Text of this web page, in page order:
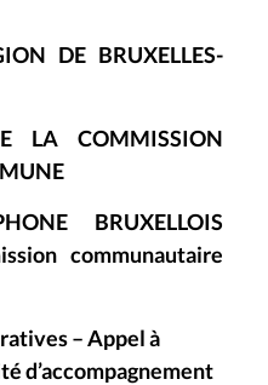
DE BRUXELLES-
LA COMMISSION
BRUXELLOIS
communautaire
– Appel à
d’accompagnement